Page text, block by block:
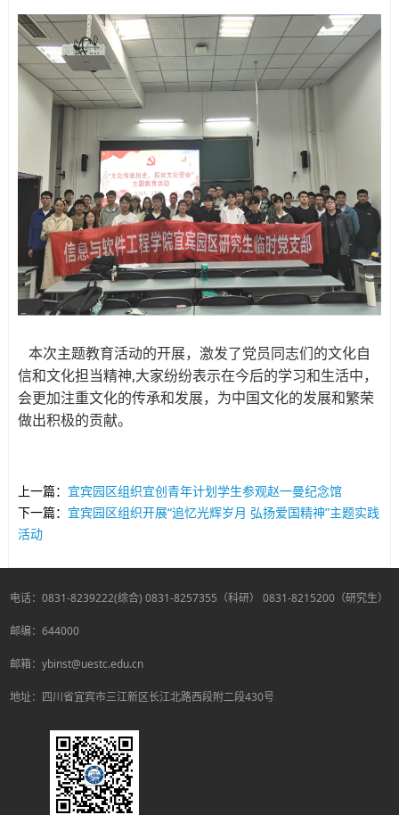
本次主题教育活动的开展，激发了党员同志们的文化自
信和文化担当精神,大家纷纷表示在今后的学习和生活中，
会更加注重文化的传承和发展，为中国文化的发展和繁荣
做出积极的贡献。
上一篇： 宜宾园区组织宜创青年计划学生参观赵一曼纪念馆
下一篇： 宜宾园区组织开展“追忆光辉岁月 弘扬爱国精神”主题实践
活动
电话：0831-8239222(综合) 0831-8257355（科研） 0831-8215200（研究生）
邮编：644000
邮箱：ybinst@uestc.edu.cn
地址：四川省宜宾市三江新区长江北路西段附二段430号